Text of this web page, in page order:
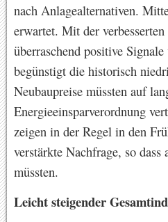
nach Anlagealternativen.
erwartet. Mit der
überraschend positive
begünstigt die historisch
Neubaupreise müssten auf
Energieeinsparverordnung
zeigen in der Regel in den
verstärkte Nachfrage, so
müssten.
Leicht steigender